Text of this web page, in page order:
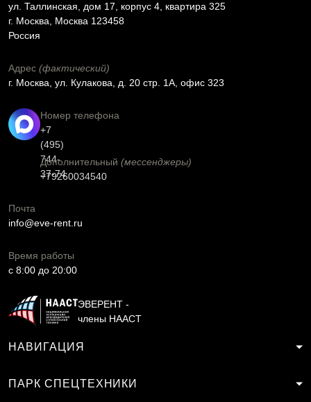
ул. Таллинская, дом 17, корпус 4, квартира 325
г. Москва, Москва 123458
Россия
Адрес (фактический)
г. Москва, ул. Кулакова, д. 20 стр. 1А, офис 323
Номер телефона
+7
(495)
744-
37-74
Дополнительный (мессенджеры)
+79260034540
Почта
info@eve-rent.ru
Время работы
c 8:00 до 20:00
ЭВЕРЕНТ -
члены НААСТ
НАВИГАЦИЯ
ПАРК СПЕЦТЕХНИКИ